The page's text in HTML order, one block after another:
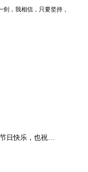
，我相信，只要坚持，
日快乐，也祝…